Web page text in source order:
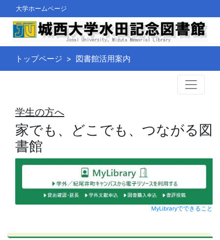
大学ホームページ
トップページ 図書館活用案内
学生の方へ
家でも、どこでも、つながる図
書館
MyLibraryでできること